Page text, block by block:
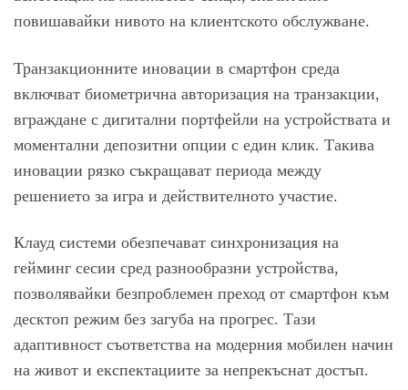
повишавайки нивото на клиентското обслужване.
Транзакционните иновации в смартфон среда
включват биометрична авторизация на транзакции,
вграждане с дигитални портфейли на устройствата и
моментални депозитни опции с един клик. Такива
иновации рязко съкращават периода между
решението за игра и действителното участие.
Клауд системи обезпечават синхронизация на
гейминг сесии сред разнообразни устройства,
позволявайки безпроблемен преход от смартфон към
десктоп режим без загуба на прогрес. Тази
адаптивност съответства на модерния мобилен начин
на живот и експектациите за непрекъснат достъп.